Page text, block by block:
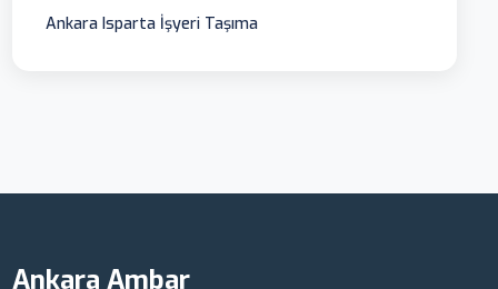
Ankara Isparta İşyeri Taşıma
Ankara Ambar